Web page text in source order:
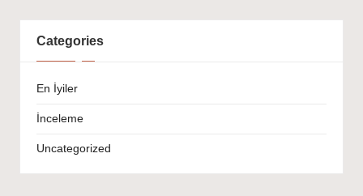
Categories
En İyiler
İnceleme
Uncategorized